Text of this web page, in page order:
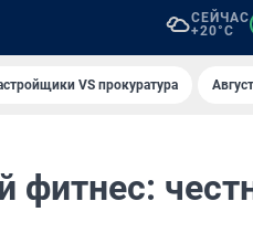
СЕЙЧАС
+20°C
VS прокуратура
фитнес: